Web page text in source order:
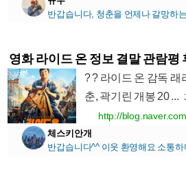
반갑습니다, 청춘을 언제나 갈망하
영화 라이드 온 정보 결말 관람평
? ? 라이드 온 감독 래
춘, 곽기린 개봉 20 ...
http://
체스키안개
반갑습니다^^ 이웃 환영해요 소통하